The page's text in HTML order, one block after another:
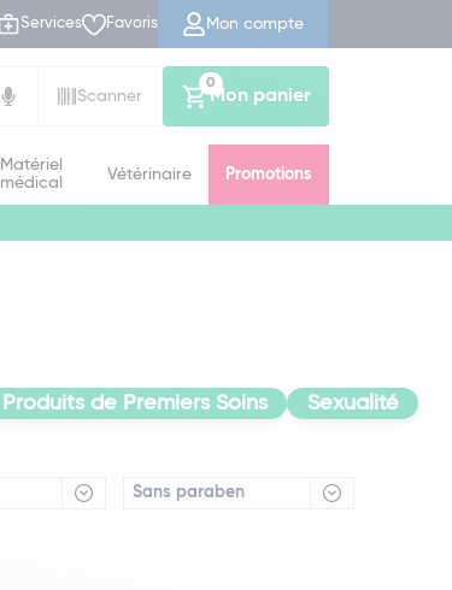
Services Favoris Mon compte
Scanner
Mon panier
0
Matériel
médical
Vétérinaire Promotions
Produits de Premiers Soins
Sexualité
Sans paraben